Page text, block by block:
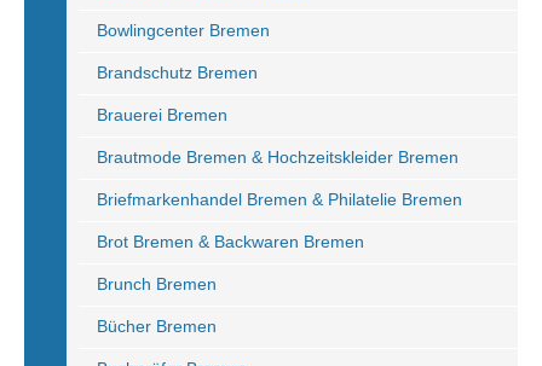
Bowlingcenter Bremen
Brandschutz Bremen
Brauerei Bremen
Brautmode Bremen & Hochzeitskleider Bremen
Briefmarkenhandel Bremen & Philatelie Bremen
Brot Bremen & Backwaren Bremen
Brunch Bremen
Bücher Bremen